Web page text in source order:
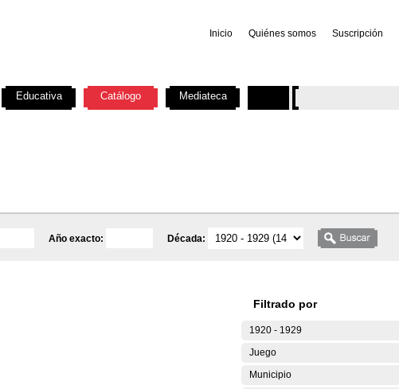
Inicio Quiénes somos Suscripción
Año exacto: Década:
Filtrado por
1920 - 1929
Juego
Municipio
Educativa Catálogo Mediateca